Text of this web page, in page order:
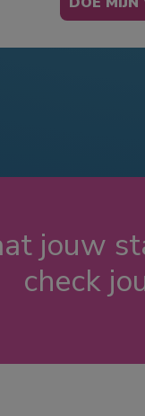
jouw
check